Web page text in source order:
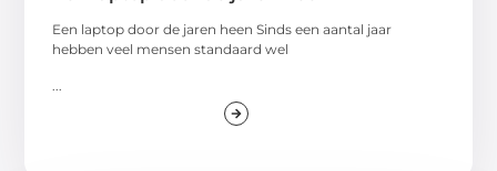
Een laptop door de jaren heen Sinds een aantal jaar
hebben veel mensen standaard wel